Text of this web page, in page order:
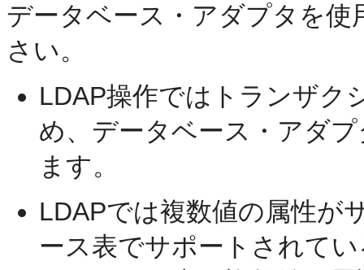
データベース・アダプタを
さい。
LDAP操作ではトランザク
め、データベース・アダ
ます。
LDAPでは複数値の属性が
ース表でサポートされて